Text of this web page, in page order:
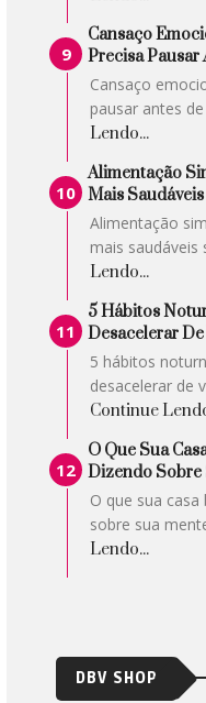
Cansaço
Precisa Pausar
Cansaço
pausar antes
Lendo...
Alimentação
Mais
Alimentação
mais saudáveis
Lendo...
5 Hábitos
Desacelerar
5 hábitos
desacelerar de
Continue
O Que Sua
Dizendo Sobre
O que sua
sobre sua
Lendo...
DBV SHOP